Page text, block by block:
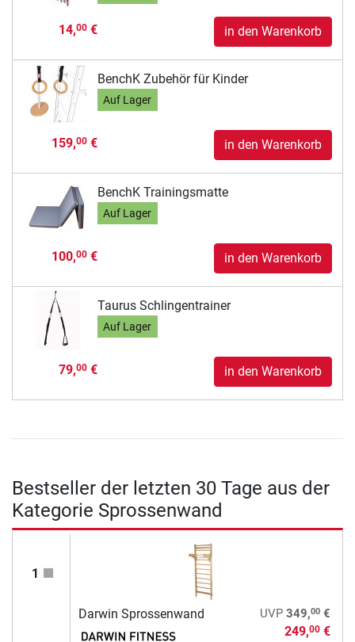
14,00€ in den Warenkorb
BenchK Zubehör für Kinder
Auf Lager
159,00€ in den Warenkorb
BenchK Trainingsmatte
Auf Lager
100,00€ in den Warenkorb
Taurus Schlingentrainer
Auf Lager
79,00€ in den Warenkorb
Bestseller der letzten 30 Tage aus der
Kategorie Sprossenwand
1
Darwin Sprossenwand UVP 349,00€
249,00€